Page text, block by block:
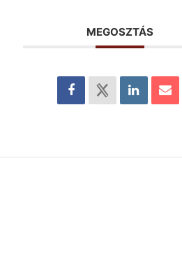
MEGOSZTÁS